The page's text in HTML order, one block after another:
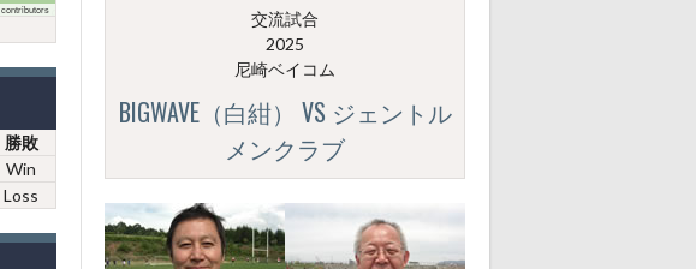
contributors
勝敗
Win
Loss
交流試合
2025
尼崎ベイコム
BIGWAVE（白紺） VS ジェントル
メンクラブ